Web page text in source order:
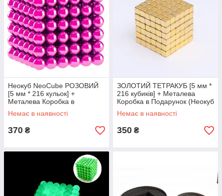
Неокуб NeoCube РОЗОВИЙ
[5 мм * 216 кульок] +
Металева Коробка в
Подарунок
Немає в наявності
370 ₴
ЗОЛОТИЙ ТЕТРАКУБ [5 мм *
216 кубиків] + Металева
Коробка в Подарунок (Неокуб
NeoCube з кубів)
Немає в наявності
350 ₴